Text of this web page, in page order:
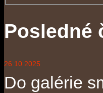
Posledné
26.10.2025
Do galérie